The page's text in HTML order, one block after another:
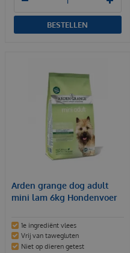
BESTELLEN
Arden grange dog adult
mini lam 6kg Hondenvoer
1e ingrediënt vlees
Vrij van tawegluten
Niet op dieren getest